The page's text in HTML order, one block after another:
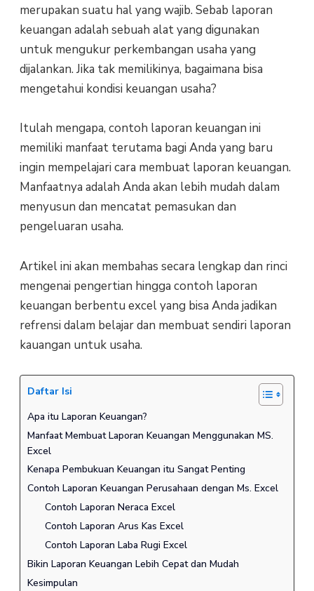
merupakan suatu hal yang wajib. Sebab laporan
keuangan adalah sebuah alat yang digunakan
untuk mengukur perkembangan usaha yang
dijalankan. Jika tak memilikinya, bagaimana bisa
mengetahui kondisi keuangan usaha?
Itulah mengapa, contoh laporan keuangan ini
memiliki manfaat terutama bagi Anda yang baru
ingin mempelajari cara membuat laporan keuangan.
Manfaatnya adalah Anda akan lebih mudah dalam
menyusun dan mencatat pemasukan dan
pengeluaran usaha.
Artikel ini akan membahas secara lengkap dan rinci
mengenai pengertian hingga contoh laporan
keuangan berbentu excel yang bisa Anda jadikan
refrensi dalam belajar dan membuat sendiri laporan
kauangan untuk usaha.
Daftar Isi
Apa itu Laporan Keuangan?
Manfaat Membuat Laporan Keuangan Menggunakan MS.
Excel
Kenapa Pembukuan Keuangan itu Sangat Penting
Contoh Laporan Keuangan Perusahaan dengan Ms. Excel
Contoh Laporan Neraca Excel
Contoh Laporan Arus Kas Excel
Contoh Laporan Laba Rugi Excel
Bikin Laporan Keuangan Lebih Cepat dan Mudah
Kesimpulan